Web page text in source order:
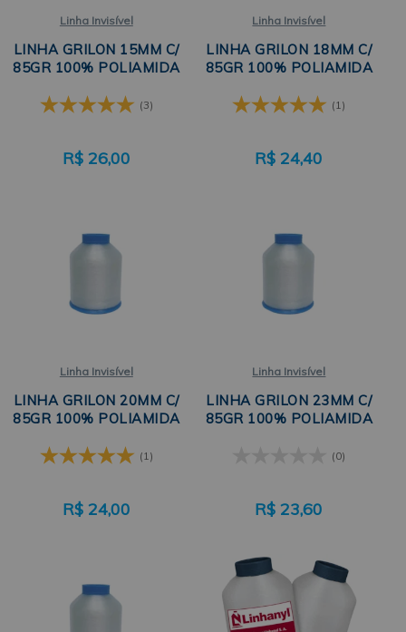
Linha Invisível
LINHA GRILON 15MM C/
85GR 100% POLIAMIDA
(3)
R$ 26,00
Linha Invisível
LINHA GRILON 18MM C/
85GR 100% POLIAMIDA
(1)
R$ 24,40
Linha Invisível
LINHA GRILON 20MM C/
85GR 100% POLIAMIDA
(1)
R$ 24,00
Linha Invisível
LINHA GRILON 23MM C/
85GR 100% POLIAMIDA
(0)
R$ 23,60